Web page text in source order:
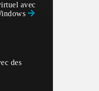
avec
des